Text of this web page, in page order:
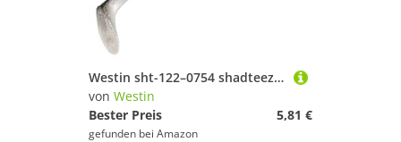
Westin sht-122–0754 shadteez Paddel
von Westin
Bester Preis
5,81 €
gefunden bei Amazon